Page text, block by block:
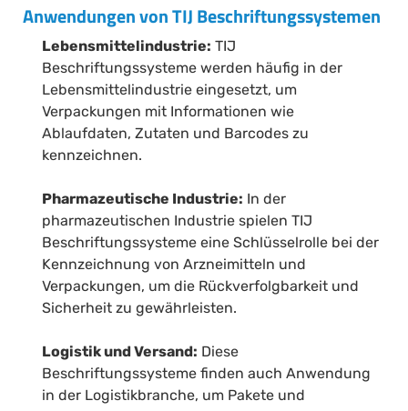
Anwendungen von TIJ Beschriftungssystemen
Lebensmittelindustrie: TIJ
Beschriftungssysteme werden häufig in der
Lebensmittelindustrie eingesetzt, um
Verpackungen mit Informationen wie
Ablaufdaten, Zutaten und Barcodes zu
kennzeichnen.
Pharmazeutische Industrie: In der
pharmazeutischen Industrie spielen TIJ
Beschriftungssysteme eine Schlüsselrolle bei der
Kennzeichnung von Arzneimitteln und
Verpackungen, um die Rückverfolgbarkeit und
Sicherheit zu gewährleisten.
Logistik und Versand: Diese
Beschriftungssysteme finden auch Anwendung
in der Logistikbranche, um Pakete und